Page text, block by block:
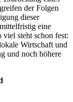
der Folgen
dieser
eine
steht schon fest:
Wirtschaft und
und noch höhere